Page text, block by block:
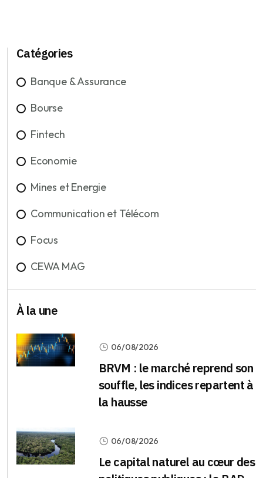
Catégories
Banque & Assurance
Bourse
Fintech
Economie
Mines et Energie
Communication et Télécom
Focus
CEWA MAG
À la une
06/08/2026
BRVM : le marché reprend son
souffle, les indices repartent à
la hausse
06/08/2026
Le capital naturel au cœur des